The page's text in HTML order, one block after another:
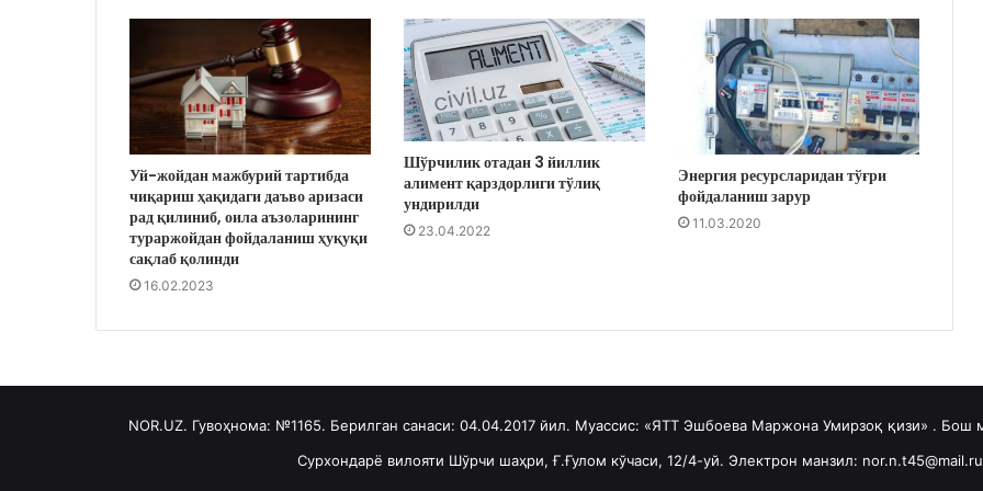
Уй-жойдан мажбурий тартибда
чиқариш ҳақидаги даъво аризаси
рад қилиниб, оила аъзоларининг
тураржойдан фойдаланиш ҳуқуқи
сақлаб қолинди
16.02.2023
Шўрчилик отадан 3 йиллик
алимент қарздорлиги тўлиқ
ундирилди
23.04.2022
Энергия ресурсларидан тўғри
фойдаланиш зарур
11.03.2020
NOR.UZ. Гувоҳнома: №1165. Берилган санаси: 04.04.2017 йил. Муассис: «ЯТТ Эшбоева Маржона Умирзоқ қизи» .
Сурхондарё вилояти Шўрчи шаҳри, Ғ.Ғулом кўчаси, 12/4-уй. Электрон манзил: